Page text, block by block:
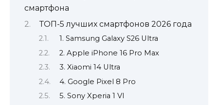
смартфона
ТОП-5 лучших смартфонов 2026 года
1. Samsung Galaxy S26 Ultra
2. Apple iPhone 16 Pro Max
3. Xiaomi 14 Ultra
4. Google Pixel 8 Pro
5. Sony Xperia 1 VI